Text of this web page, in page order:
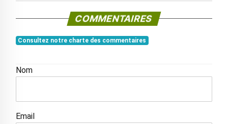
COMMENTAIRES
Consultez notre charte des commentaires
Nom
Email